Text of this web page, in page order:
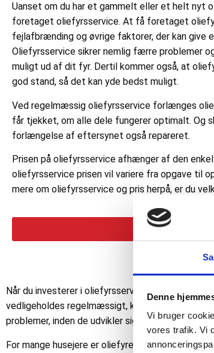
Denne
Vi bruger
vores trafik. Vi
Uanset om du har et gammelt eller et helt nyt
foretaget oliefyrsservice. At få foretaget
fejlafbrænding og øvrige faktorer, der kan give
Oliefyrsservice sikrer nemlig færre problemer
muligt ud af dit fyr. Dertil kommer også, at
god stand, så det kan yde bedst muligt.
Ved regelmæssig oliefyrsservice forlænges
får tjekket, om alle dele fungerer optimalt. Og
forlængelse af eftersynet også repareret.
Prisen på oliefyrsservice afhænger af den
oliefyrsservice prisen vil variere fra opgave til
mere om oliefyrsservice og pris herpå, er du
Når du investerer i oliefyrsservice på Fyn, sikrer
vedligeholdes regelmæssigt, kan med tiden
problemer, inden de udvikler sig til dyre
For mange husejere er oliefyret en vigtig del af